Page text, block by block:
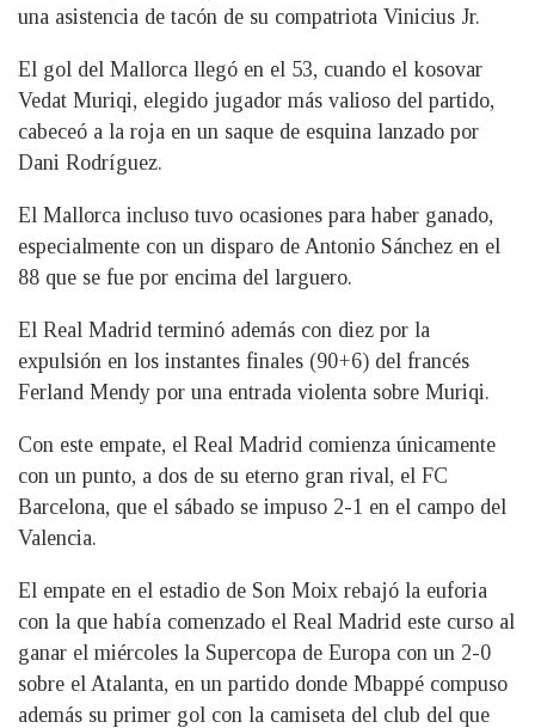
una asistencia de tacón de su compatriota Vinicius Jr.
El gol del Mallorca llegó en el 53, cuando el kosovar
Vedat Muriqi, elegido jugador más valioso del partido,
cabeceó a la roja en un saque de esquina lanzado por
Dani Rodríguez.
El Mallorca incluso tuvo ocasiones para haber ganado,
especialmente con un disparo de Antonio Sánchez en el
88 que se fue por encima del larguero.
El Real Madrid terminó además con diez por la
expulsión en los instantes finales (90+6) del francés
Ferland Mendy por una entrada violenta sobre Muriqi.
Con este empate, el Real Madrid comienza únicamente
con un punto, a dos de su eterno gran rival, el FC
Barcelona, ​​que el sábado se impuso 2-1 en el campo del
Valencia.
El empate en el estadio de Son Moix rebajó la euforia
con la que había comenzado el Real Madrid este curso al
ganar el miércoles la Supercopa de Europa con un 2-0
sobre el Atalanta, en un partido donde Mbappé compuso
además su primer gol con la camiseta del club del que